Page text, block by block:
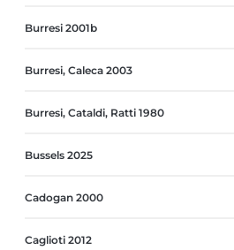
Burresi 2001b
Burresi, Caleca 2003
Burresi, Cataldi, Ratti 1980
Bussels 2025
Cadogan 2000
Caglioti 2012